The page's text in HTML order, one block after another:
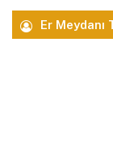
Er Meydanı